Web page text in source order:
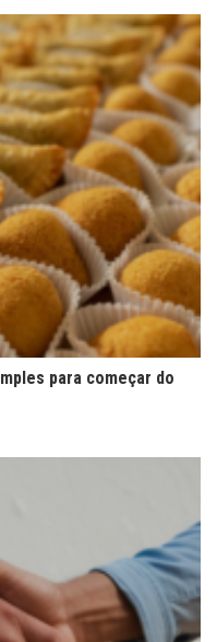
para começar do